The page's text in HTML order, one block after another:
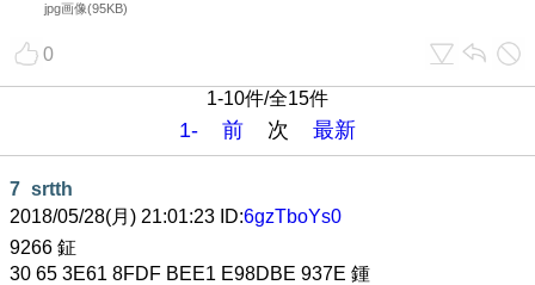
jpg画像(95KB)
0
1-10件/全15件
1- 前 次 最新
7 srtth
2018/05/28(月) 21:01:23 ID:6gzTboYs0
9266 鉦
30 65 3E61 8FDF BEE1 E98DBE 937E 鍾